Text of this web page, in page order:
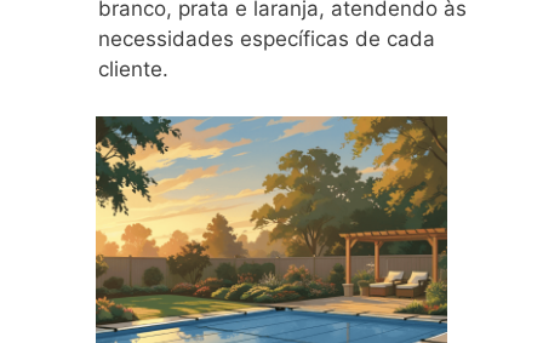
branco, prata e laranja, atendendo às
necessidades específicas de cada
cliente.